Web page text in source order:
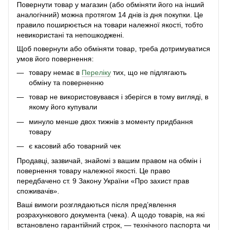
Повернути товар у магазин (або обміняти його на інший
аналогічний) можна протягом 14 днів із дня покупки. Це
правило поширюється на товари належної якості, тобто
невикористані та непошкоджені.
Щоб повернути або обміняти товар, треба дотримуватися
умов його повернення:
товару немає в Переліку тих, що не підлягають
обміну та поверненню
товар не використовувався і зберігся в тому вигляді, в
якому його купували
минуло менше двох тижнів з моменту придбання
товару
є касовий або товарний чек
Продавці, зазвичай, знайомі з вашим правом на обмін і
повернення товару належної якості. Це право
передбачено ст. 9 Закону України «Про захист прав
споживачів».
Ваші вимоги розглядаються після пред’явлення
розрахункового документа (чека). А щодо товарів, на які
встановлено гарантійний строк, — технічного паспорта чи